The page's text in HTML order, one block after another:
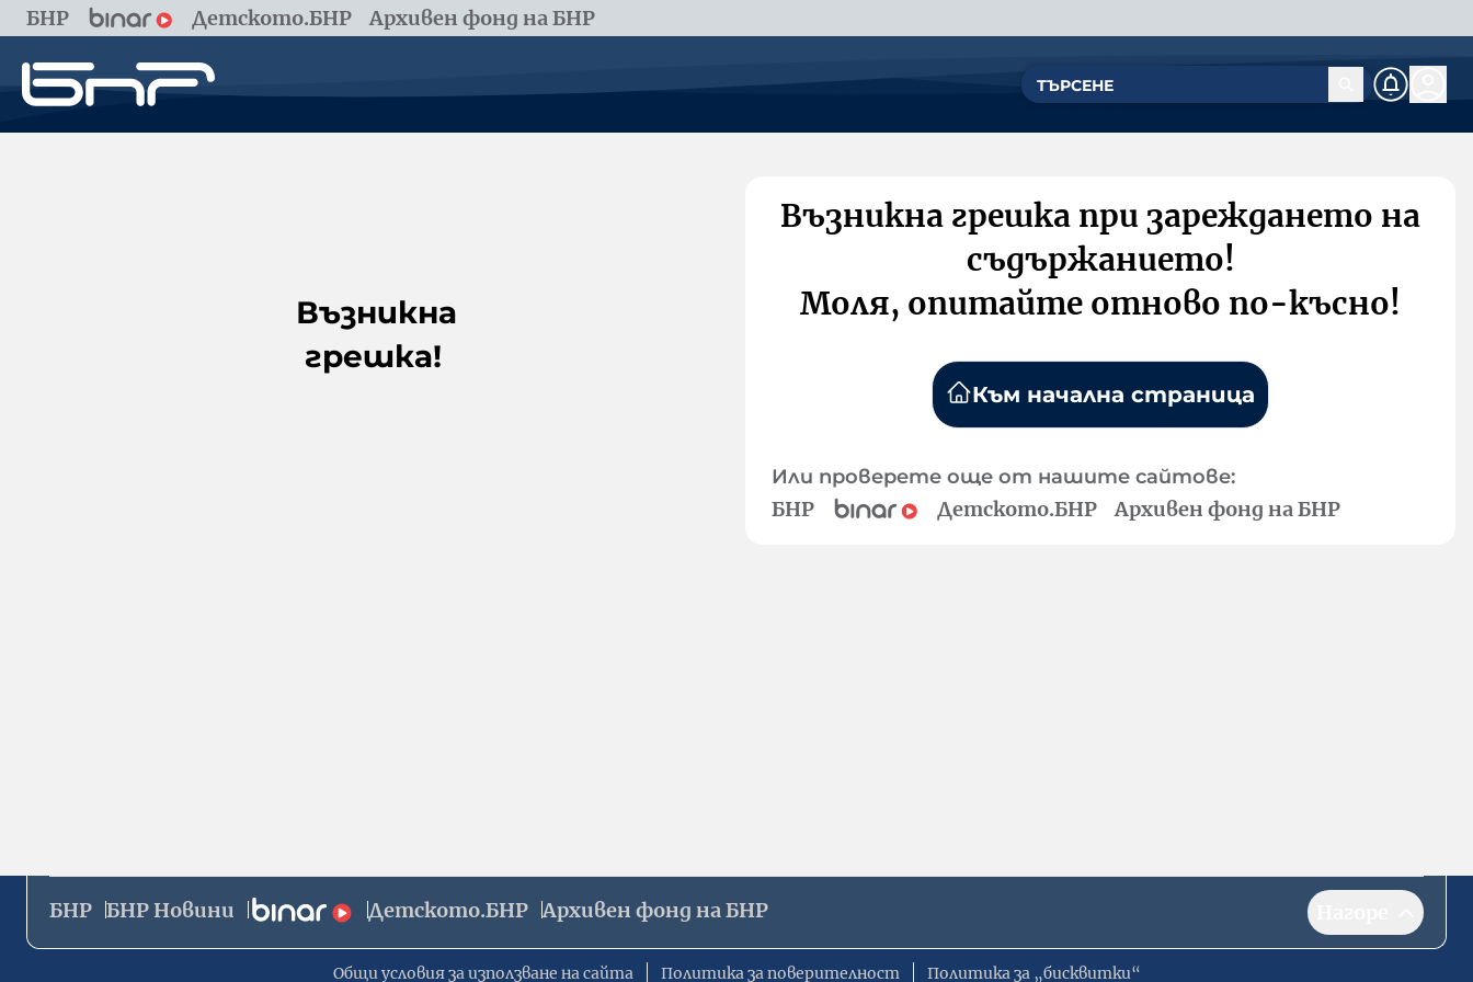
БНР Детското.БНР Архивен фонд на БНР
Възникна
грешка!
Възникна грешка при зареждането на
съдържанието!
Моля, опитайте отново по-късно!
Към начална страница
Или проверете още от нашите сайтове:
БНР Детското.БНР Архивен фонд на БНР
БНР БНР Новини Детското.БНР Архивен фонд на БНР
Общи условия за използване на сайта Политика за поверителност Политика за „бисквитки“